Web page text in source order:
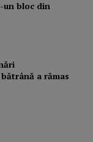
un bloc din
a rămas